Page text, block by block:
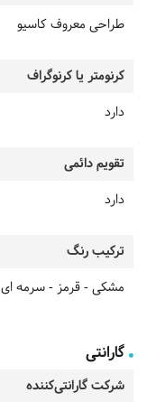
طراحی معروف کاسیو
کرنومتر یا کرنوگراف
دارد
تقویم دائمی
دارد
ترکیب رنگ
مشکی - قرمز - سرمه ای
گارانتی
شرکت گارانتی‌کننده